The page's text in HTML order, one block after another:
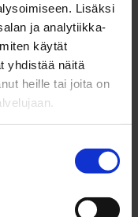
Lisäksi
ja analytiikka-
käytät
yhdistää näitä
heille tai joita on
101
p. 044 703 2366